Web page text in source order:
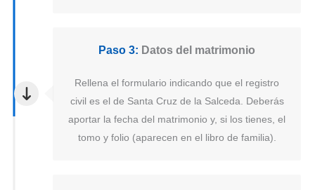
Paso 3: Datos del matrimonio
Rellena el formulario indicando que el registro
civil es el de Santa Cruz de la Salceda. Deberás
aportar la fecha del matrimonio y, si los tienes, el
tomo y folio (aparecen en el libro de familia).